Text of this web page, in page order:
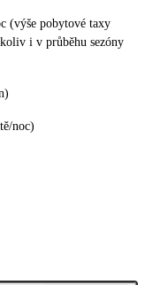
(výše pobytové taxy
i v průběhu sezóny
noc)